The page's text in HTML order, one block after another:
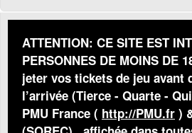
ATTENTION: CE SITE EST
PERSONNES DE MOINS DE
jeter vos tickets de jeu avant
l’arrivée (Tierce - Quarte -
PMU France ( http://PMU.fr )